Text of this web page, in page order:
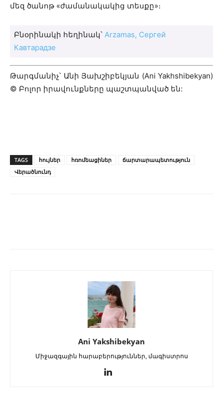
մեզ ծանոթ «ժամանակակից տեսքը»։
Բնօրինակի հեղինակ՝ Arzamas, Сергей
Кавтарадзе
Թարգմանիչ՝ Անի Յախշիբեկյան (Ani Yakhshibekyan)
© Բոլոր իրավունքները պաշտպանված են:
TAGS հույներ հռոմեացիներ
ճարտարապետություն
Վերածնունդ
Ani Yakshibekyan
Միջազգային հարաբերություններ, մագիստրոս